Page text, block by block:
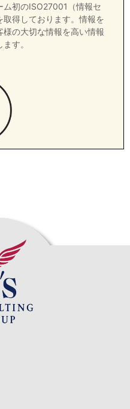
ム初のISO27001（情報セ
得しております。情報を
の大切な情報を高い情報
す。